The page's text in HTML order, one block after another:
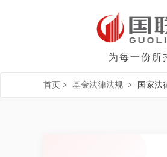
为每一份所
首页 > 基金法律法规 > 国家法